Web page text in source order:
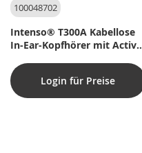
100048702
Intenso® T300A Kabellose
In-Ear-Kopfhörer mit Active
Login für Preise